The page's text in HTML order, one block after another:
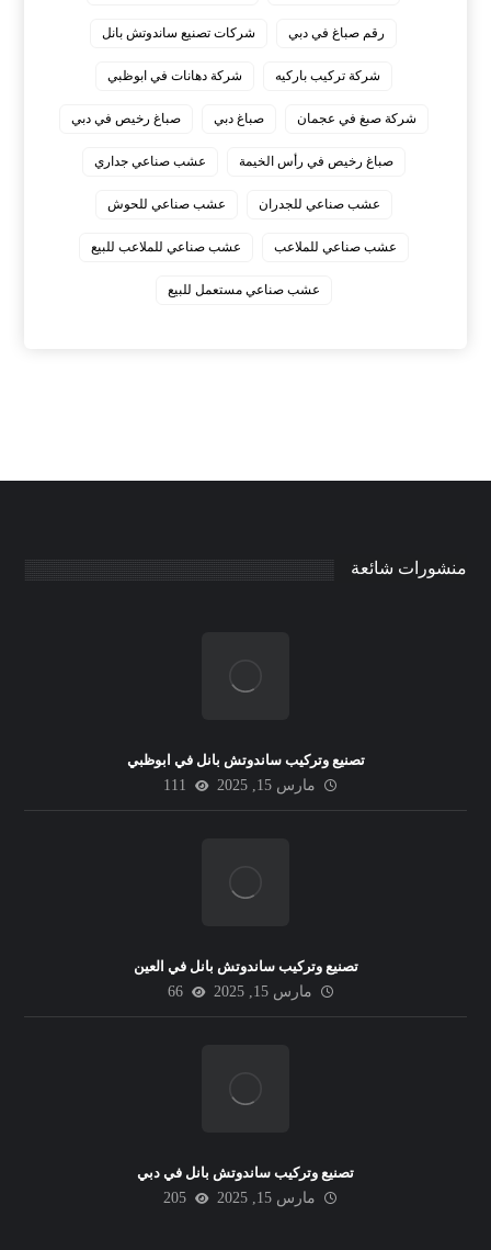
رقم صباغ في دبي شركات تصنيع ساندوتش بانل
شركة تركيب باركيه شركة دهانات في ابوظبي
شركة صبغ في عجمان صباغ دبي صباغ رخيص في دبي
صباغ رخيص في رأس الخيمة عشب صناعي جداري
عشب صناعي للجدران عشب صناعي للحوش
عشب صناعي للملاعب عشب صناعي للملاعب للبيع
عشب صناعي مستعمل للبيع
منشورات شائعة
تصنيع وتركيب ساندوتش بانل في ابوظبي
مارس 15, 2025
111
تصنيع وتركيب ساندوتش بانل في العين
مارس 15, 2025
66
تصنيع وتركيب ساندوتش بانل في دبي
مارس 15, 2025
205